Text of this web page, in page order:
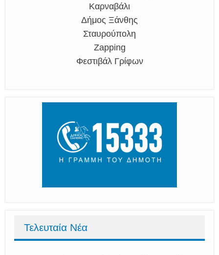
Καρναβάλι
Δήμος Ξάνθης
Σταυρούπολη
Zapping
Φεστιβάλ Γρίφων
Τελευταία Νέα